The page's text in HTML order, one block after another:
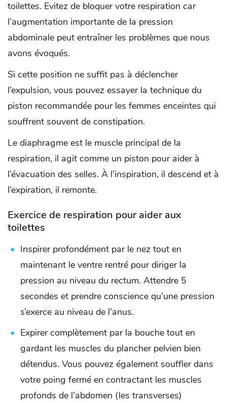
toilettes. Evitez de bloquer votre respiration car
l’augmentation importante de la pression
abdominale peut entraîner les problèmes que nous
avons évoqués.
Si cette position ne suffit pas à déclencher
l’expulsion, vous pouvez essayer la technique du
piston recommandée pour les femmes enceintes qui
souffrent souvent de constipation.
Le diaphragme est le muscle principal de la
respiration, il agit comme un piston pour aider à
l’évacuation des selles. À l’inspiration, il descend et à
l’expiration, il remonte.
Exercice de respiration pour aider aux
toilettes
Inspirer profondément par le nez tout en
maintenant le ventre rentré pour diriger la
pression au niveau du rectum. Attendre 5
secondes et prendre conscience qu’une pression
s’exerce au niveau de l’anus.
Expirer complètement par la bouche tout en
gardant les muscles du plancher pelvien bien
détendus. Vous pouvez également souffler dans
votre poing fermé en contractant les muscles
profonds de l’abdomen (les transverses)